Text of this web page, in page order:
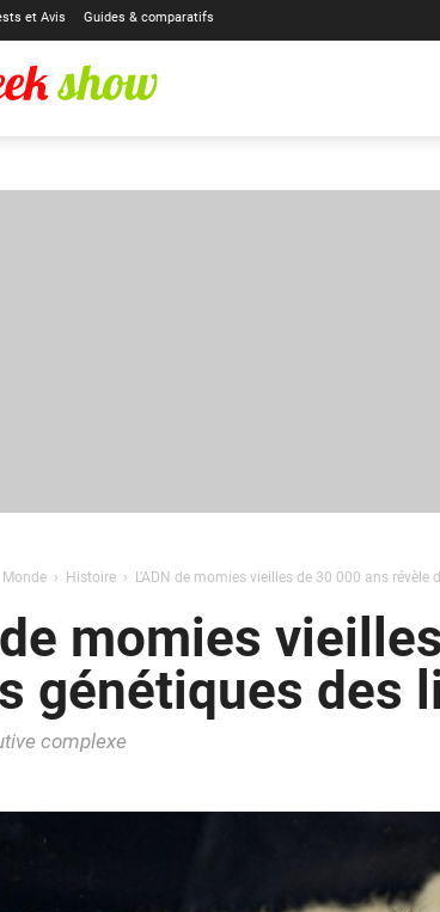
et Avis Guides & comparatifs
Monde Histoire L’ADN de momies vieilles de 30 000 ans
de momies
génétiques des
complexe